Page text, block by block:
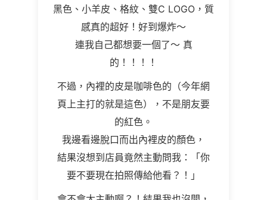
黑色、小羊皮、格紋、雙C LOGO，質
感真的超好！好到爆炸～
連我自己都想要一個了～ 真
的！！！！
不過，內裡的皮是咖啡色的（今年網
頁上主打的就是這色），不是朋友要
的紅色。
我邊看邊脫口而出內裡皮的顏色，
結果沒想到店員竟然主動問我：「你
要不要現在拍照傳給他看？！」